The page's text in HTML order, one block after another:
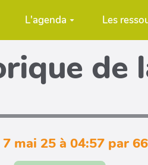
L'agenda Les
de
mai 25 à 04:57 par